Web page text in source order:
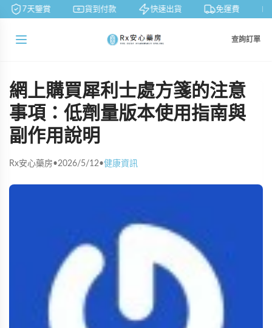
7天鑒賞 貨到付款 快速出貨 免運費
查詢訂單
網上購買犀利士處方箋的注意
事項：低劑量版本使用指南與
副作用說明
Rx安心藥房•2026/5/12•健康資訊